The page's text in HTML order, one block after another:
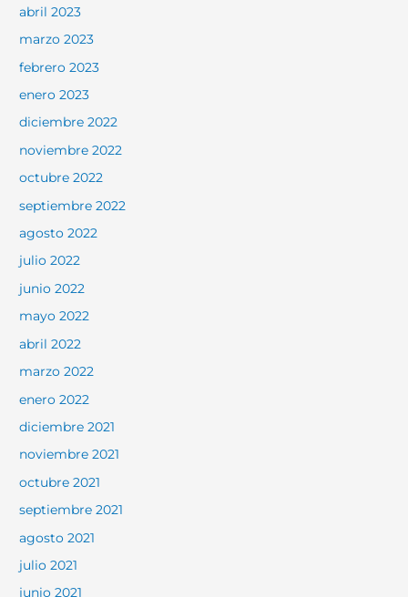
abril 2023
marzo 2023
febrero 2023
enero 2023
diciembre 2022
noviembre 2022
octubre 2022
septiembre 2022
agosto 2022
julio 2022
junio 2022
mayo 2022
abril 2022
marzo 2022
enero 2022
diciembre 2021
noviembre 2021
octubre 2021
septiembre 2021
agosto 2021
julio 2021
junio 2021